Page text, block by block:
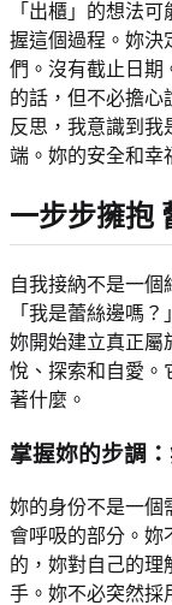
「出櫃」的想法
握這個過程。妳決
們。沒有截止日期
的話，但不必擔心
反思，我意識到我
端。妳的安全和幸
一步步擁抱
自我接納不是一個
「我是蕾絲邊嗎
妳開始建立真正屬
悅、探索和自愛。
著什麼。
掌握妳的步調
妳的身份不是一個
會呼吸的部分。妳
的，妳對自己的理
手。妳不必突然採